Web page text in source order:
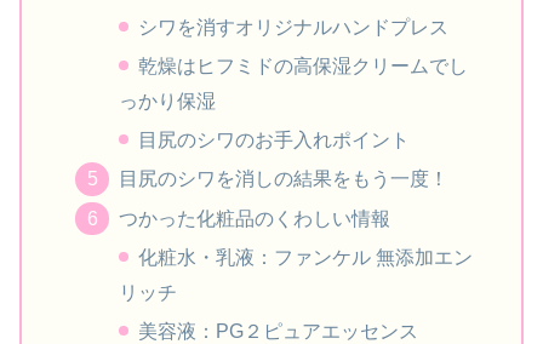
シワを消すオリジナルハンドプレス
乾燥はヒフミドの高保湿クリームでし
っかり保湿
目尻のシワのお手入れポイント
目尻のシワを消しの結果をもう一度！
つかった化粧品のくわしい情報
化粧水・乳液：ファンケル 無添加エン
リッチ
美容液：PG２ピュアエッセンス